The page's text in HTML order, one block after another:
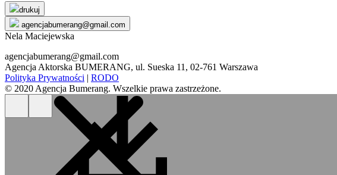
Skip
to
content
drukuj
agencjabumerang@gmail.com
Nela Maciejewska
agencjabumerang@gmail.com
Agencja Aktorska BUMERANG, ul. Sueska 11, 02-761 Warszawa
Polityka Prywatności | RODO
© 2020 Agencja Bumerang. Wszelkie prawa zastrzeżone.